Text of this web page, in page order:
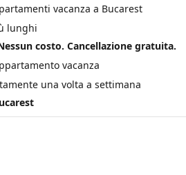
vacanza a Bucarest
lunghi
costo. Cancellazione gratuita.
vacanza
una volta a settimana